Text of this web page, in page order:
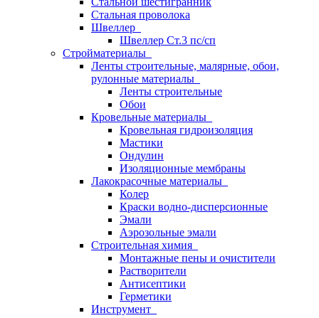
Стальная проволока
Швеллер
Швеллер Ст.3 пс/сп
Стройматериалы
Ленты строительные, малярные, обои,
рулонные материалы
Ленты строительные
Обои
Кровельные материалы
Кровельная гидроизоляция
Мастики
Ондулин
Изоляционные мембраны
Лакокрасочные материалы
Колер
Краски водно-дисперсионные
Эмали
Аэрозольные эмали
Строительная химия
Монтажные пены и очистители
Растворители
Антисептики
Герметики
Инструмент